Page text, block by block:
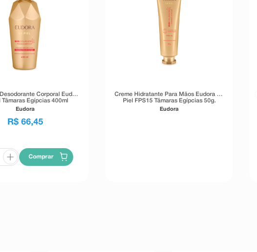
Corporal Eudora
Tâmaras Egípcias 400ml
Eudora
R$ 66,45
Comprar
Creme Hidratante Para Mãos Eudora La
Piel FPS15 Tâmaras Egípcias 50g.
Eudora